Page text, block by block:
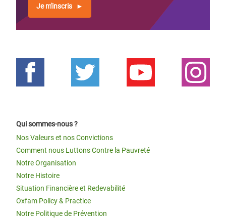
Je m'inscris
Qui sommes-nous ?
Nos Valeurs et nos Convictions
Comment nous Luttons Contre la Pauvreté
Notre Organisation
Notre Histoire
Situation Financière et Redevabilité
Oxfam Policy & Practice
Notre Politique de Prévention